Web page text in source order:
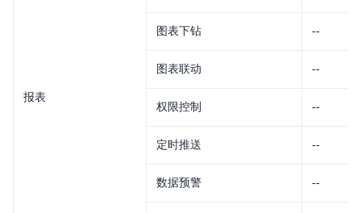
报表
图表下钻 --
图表联动 --
权限控制 --
定时推送 --
数据预警 --